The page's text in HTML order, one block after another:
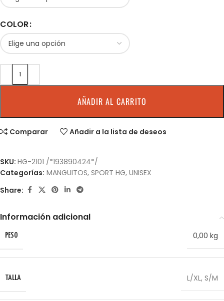
COLOR
AÑADIR AL CARRITO
Comparar Añadir a la lista de deseos
SKU: HG-2101 /*193890424*/
Categorías: MANGUITOS, SPORT HG, UNISEX
Share:
Información adicional
PESO 0,00 kg
TALLA L/XL, S/M